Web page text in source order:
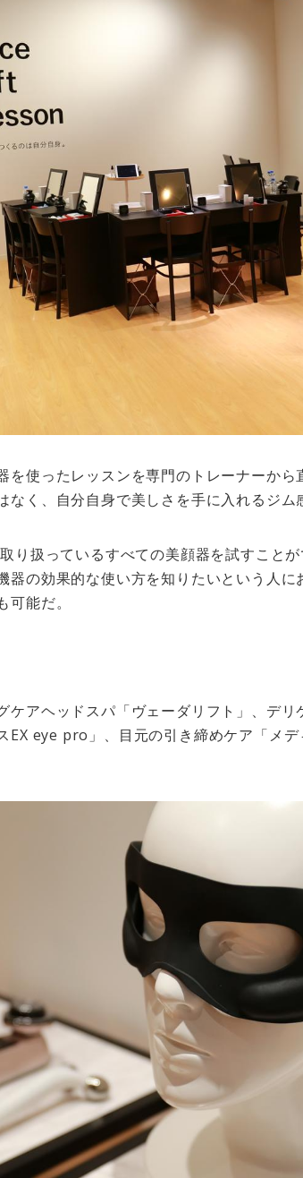
を使ったレッスンを専門のトレーナーか
なく、自分自身で美しさを手に入れるジム
り扱っているすべての美顔器を試すこと
器の効果的な使い方を知りたいという人
能だ。
ケアヘッドスパ「ヴェーダリフト」、デ
EX eye pro」、目元の引き締めケア「メ